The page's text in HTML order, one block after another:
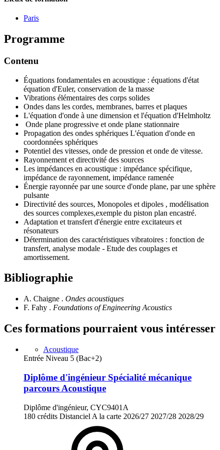
Paris
Programme
Contenu
Équations fondamentales en acoustique : équations d'état
équation d'Euler, conservation de la masse
Vibrations élémentaires des corps solides
Ondes dans les cordes, membranes, barres et plaques
L'équation d'onde à une dimension et l'équation d'Helmholtz
Onde plane progressive et onde plane stationnaire
Propagation des ondes sphériques L'équation d'onde en
coordonnées sphériques
Potentiel des vitesses, onde de pression et onde de vitesse.
Rayonnement et directivité des sources
Les impédances en acoustique : impédance spécifique,
impédance de rayonnement, impédance ramenée
Énergie rayonnée par une source d'onde plane, par une sphère
pulsante
Directivité des sources, Monopoles et dipoles , modélisation
des sources complexes,exemple du piston plan encastré.
Adaptation et transfert d'énergie entre excitateurs et
résonateurs
Détermination des caractéristiques vibratoires : fonction de
transfert, analyse modale - Etude des couplages et
amortissement.
Bibliographie
A. Chaigne . Ondes acoustiques
F. Fahy . Foundations of Engineering Acoustics
Ces formations pourraient vous intéresser
Acoustique
Entrée Niveau 5 (Bac+2)
Diplôme d'ingénieur Spécialité mécanique
parcours Acoustique
Diplôme d'ingénieur, CYC9401A
180 crédits Distanciel A la carte 2026/27 2027/28 2028/29